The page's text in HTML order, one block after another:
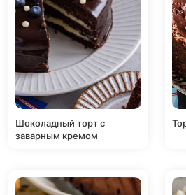
Шоколадный торт с
заварным кремом